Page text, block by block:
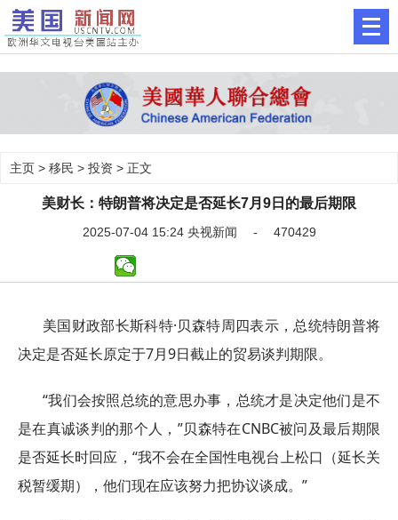
主页 > 移民 > 投资 > 正文
美财长：特朗普将决定是否延长7月9日的最后期限
2025-07-04 15:24 央视新闻 - 470429
美国财政部长斯科特·贝森特周四表示，总统特朗普将
决定是否延长原定于7月9日截止的贸易谈判期限。
“我们会按照总统的意思办事，总统才是决定他们是不
是在真诚谈判的那个人，”贝森特在CNBC被问及最后期限
是否延长时回应，“我不会在全国性电视台上松口（延长关
税暂缓期），他们现在应该努力把协议谈成。”